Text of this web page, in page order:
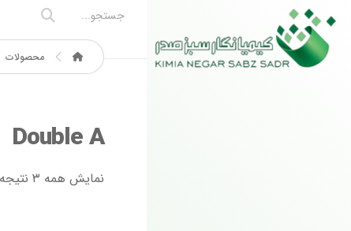
محصولات
Double A
نمایش همه ۳ نتیجه